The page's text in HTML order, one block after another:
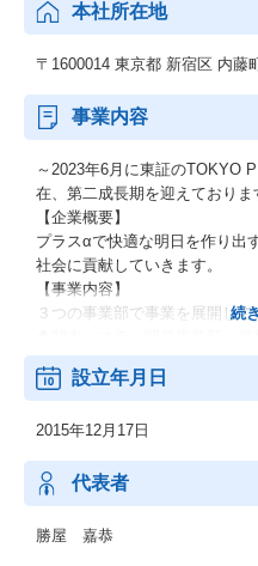
本社所在地
〒1600014 東京都 新宿区 内藤
事業内容
～2023年6月に東証のTOKYO
在、第二成長期を迎えておりま
【企業概要】
プラスαで快適な明日を作り出
社会に貢献していきます。
【事業内容】
３つの事業部で事業を展開して
ンフラからシステム開発
・基幹システム開発
・自社開発パッケージ「Mr.献
・ITインフラ設計・構築
など
◆関西システム開発事業部：組
リ開発を軸とした事業展開
設立年月日
2015年12月17日
代表者
勝屋 嘉恭